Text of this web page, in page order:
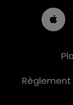
Règlement